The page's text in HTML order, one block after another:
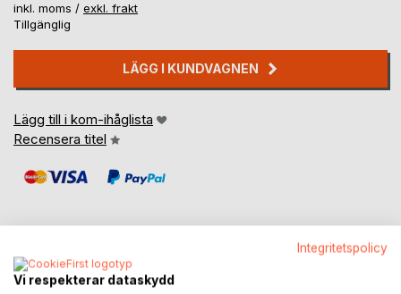
inkl. moms / exkl. frakt
Tillgänglig
LÄGG I KUNDVAGNEN
Lägg till i kom-ihåglista
Recensera titel
BESKRIVNING
Integritetspolicy
Vi respekterar dataskydd